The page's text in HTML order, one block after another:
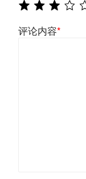
评论内容*